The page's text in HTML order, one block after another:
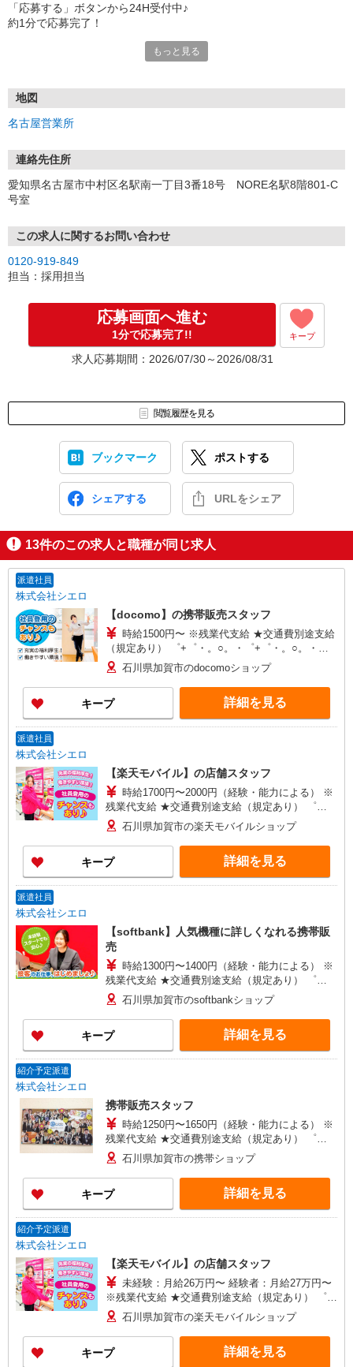
「応募する」ボタンから24H受付中♪
約1分で応募完了！
①応募から3営業日を目安に、メールorお電話でご連絡します。
★スマホでWEB面接（LINEなど）・出張面接・事務所面接と選べま
す
③面接実施（履歴書不要）
④勤務開始（スタート日は応相談）
お気軽にご応募ください♪
もっと見る
地図
名古屋営業所
連絡先住所
愛知県名古屋市中村区名駅南一丁目3番18号 NORE名駅8階801-C
号室
この求人に関するお問い合わせ
0120-919-849
担当：採用担当
応募画面へ進む
1分で応募完了!! キープ
求人応募期間：2026/07/30～2026/08/31
閲覧履歴を見る
ブックマーク ポストする
シェアする URLをシェア
13件のこの求人と職種が同じ求人
派遣社員
株式会社シエロ
【docomo】の携帯販売スタッフ
時給1500円〜 ※残業代支給 ★交通費別途支給
（規定あり） ゜+゜・。○。・゜+゜・。○。・゜
+゜ 入社祝い金10万円支給(規定有) お友達を紹介
頂くと, インセンティブ支給(規定有) ★月2回払
い・週払い可能（規程有）★ ゜・。○。・゜
+゜・。○。・゜+゜
石川県加賀市のdocomoショップ
キープ 詳細を見る
派遣社員
株式会社シエロ
【楽天モバイル】の店舗スタッフ
時給1700円〜2000円（経験・能力による） ※
残業代支給 ★交通費別途支給（規定あり） ゜
+゜・。○。・゜+゜・。○。・゜+゜ 入社祝い金10
万円支給(規定有) お友達を紹介頂くと, インセンテ
ィブ支給(規定有) ★月2回払い・週払い可能（規程
有）★ ゜・。○。・゜+゜・。○。・゜+゜
石川県加賀市の楽天モバイルショップ
キープ 詳細を見る
派遣社員
株式会社シエロ
【softbank】人気機種に詳しくなれる携帯販
売
時給1300円〜1400円（経験・能力による） ※
残業代支給 ★交通費別途支給（規定あり） ゜
+゜・。○。・゜+゜・。○。・゜+゜ 入社祝い金10
万円支給(規定有) お友達を紹介頂くと, インセンテ
ィブ支給(規定有) ★月2回払い・週払い可能（規程
有）★ ゜・。○。・゜+゜・。○。・゜+゜
石川県加賀市のsoftbankショップ
キープ 詳細を見る
紹介予定派遣
株式会社シエロ
携帯販売スタッフ
時給1250円〜1650円（経験・能力による） ※
残業代支給 ★交通費別途支給（規定あり） ゜
+゜・。○。・゜+゜・。○。・゜+゜ 入社祝い金10
万円支給(規定有) お友達を紹介頂くと, インセンテ
ィブ支給(規定有) ★月2回払い・週払い可能（規程
有）★ ゜・。○。・゜+゜・。○。・゜+゜
石川県加賀市の携帯ショップ
キープ 詳細を見る
紹介予定派遣
株式会社シエロ
【楽天モバイル】の店舗スタッフ
未経験：月給26万円〜 経験者：月給27万円〜
※残業代支給 ★交通費別途支給（規定あり） ゜
+゜・。○。・゜+゜・。○。・゜+゜ 入社祝い金10
万円支給(規定有) お友達を紹介頂くと, インセンテ
ィブ支給(規定有) ゜・。○。・゜+゜・。○。・゜
+゜
石川県加賀市の楽天モバイルショップ
キープ 詳細を見る